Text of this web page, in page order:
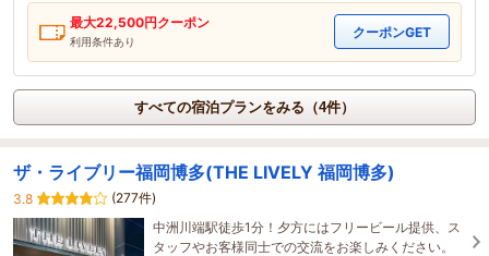
最大22,500円クーポン
利用条件あり
クーポンGET
すべての宿泊プランをみる（4件）
ザ・ライブリー福岡博多(THE LIVELY 福岡博多)
3.8
(277件)
中洲川端駅徒歩1分！夕方にはフリービール提供、ス
タッフやお客様同士での交流をお楽しみください。